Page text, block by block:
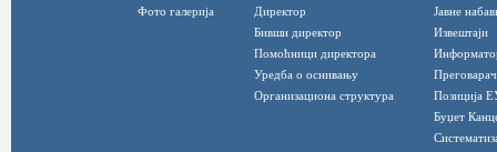
Фото галерија
Директор
Бивши директор
Помоћници директора
Уредба о оснивању
Организациона структура
Јавне
Извештаји
Позиција
Буџет